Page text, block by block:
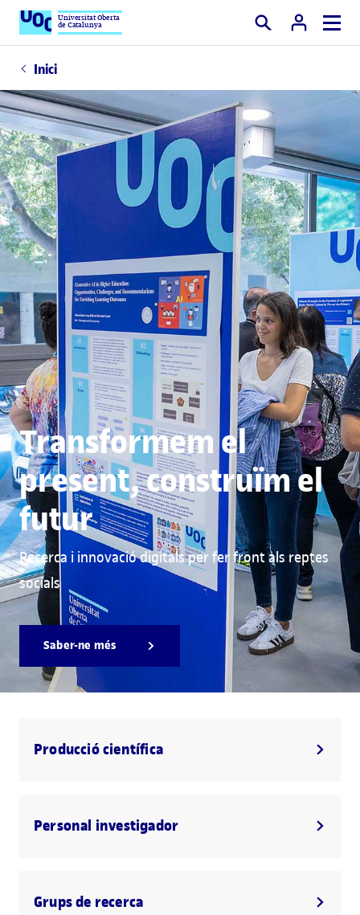
Universitat Oberta
de Catalunya Cercar
Inici
Transformem el
present, construïm el
futur
Recerca i innovació digitals per fer front als reptes
socials
Saber-ne més
Producció científica
Personal investigador
Grups de recerca